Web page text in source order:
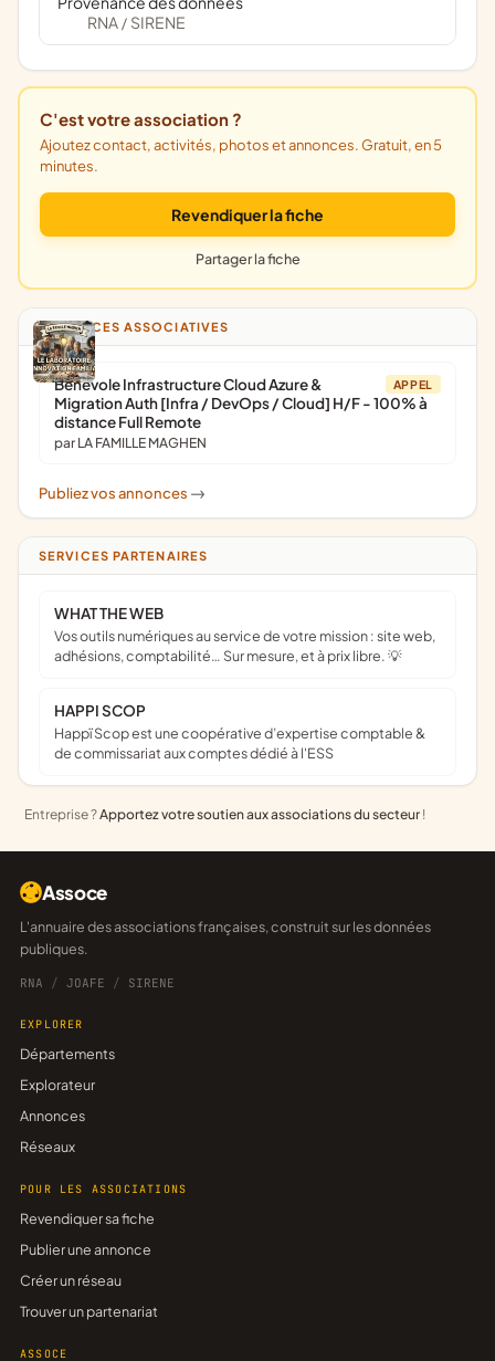
RNA / SIRENE
C'est votre association ?
Ajoutez contact, activités, photos et annonces. Gratuit, en 5
minutes.
Revendiquer la fiche
Partager la fiche
ANNONCES ASSOCIATIVES
APPEL
Bénévole Infrastructure Cloud Azure &
Migration Auth [Infra / DevOps / Cloud] H/F - 100% à
distance Full Remote
par LA FAMILLE MAGHEN
Publiez vos annonces ->
SERVICES PARTENAIRES
WHAT THE WEB
Vos outils numériques au service de votre mission : site web,
adhésions, comptabilité… Sur mesure, et à prix libre. 💡
HAPPI SCOP
Happï Scop est une coopérative d’expertise comptable &
de commissariat aux comptes dédié à l'ESS
Entreprise ?Apportez votre soutien aux associations du secteur !
Assoce
L'annuaire des associations françaises, construit sur les données
publiques.
RNA / JOAFE / SIRENE
EXPLORER
Départements
Explorateur
Annonces
Réseaux
POUR LES ASSOCIATIONS
Revendiquer sa fiche
Publier une annonce
Créer un réseau
Trouver un partenariat
ASSOCE